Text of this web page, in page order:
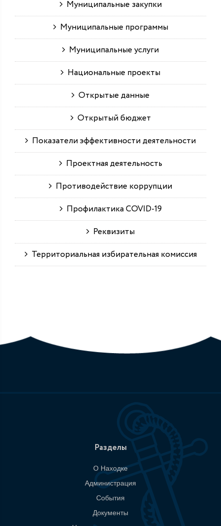
Муниципальные закупки
Муниципальные программы
Муниципальные услуги
Национальные проекты
Открытые данные
Открытый бюджет
Показатели эффективности деятельности
Проектная деятельность
Противодействие коррупции
Профилактика COVID-19
Реквизиты
Территориальная избирательная комиссия
Разделы
О Находке
Администрация
События
Документы